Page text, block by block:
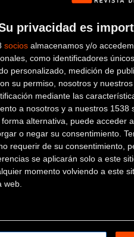
privacidad es
socios almacenamos y/o
como identificadores
personalizado, medición de
su permiso, nosotros y
mediante las
a nosotros y a nuestros
alternativa, puede acceder
o negar su consentimiento.
requerir de su consentimiento,
se aplicarán solo a este
momento volviendo a este
web.